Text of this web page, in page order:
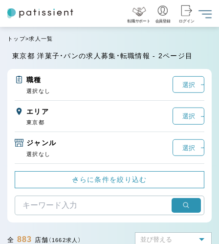
転職サポート 会員登録 ログイン
トップ 求人一覧
東京都 洋菓子・パンの求人募集・転職情報 - 2ページ目
職種
選択
選択なし
エリア
選択
東京都
ジャンル
選択
選択なし
さらに条件を絞り込む
全 883 店舗 （1662求人）